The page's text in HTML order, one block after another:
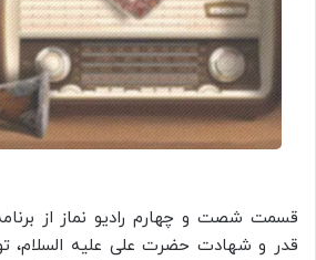
قسمت شصت و چهارم رادیو نماز از
قدر و شهادت حضرت علی علیه السلام،